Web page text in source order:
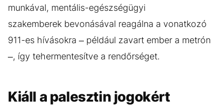
munkával, mentális-egészségügyi
szakemberek bevonásával reagálna a vonatkozó
911-es hívásokra – például zavart ember a metrón
–, így tehermentesítve a rendőrséget.
Kiáll a palesztin jogokért